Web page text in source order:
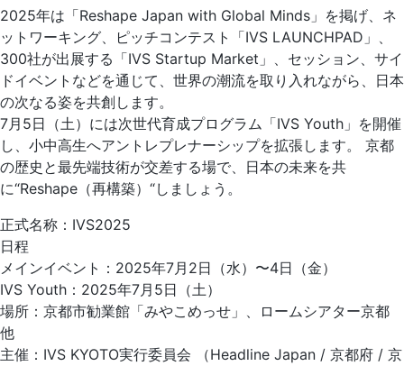
2025年は「Reshape Japan with Global Minds」を掲げ、ネ
ットワーキング、ピッチコンテスト「IVS LAUNCHPAD」、
300社が出展する「IVS Startup Market」、セッション、サイ
ドイベントなどを通じて、世界の潮流を取り入れながら、日本
の次なる姿を共創します。
7月5日（土）には次世代育成プログラム「IVS Youth」を開催
し、小中高生へアントレプレナーシップを拡張します。 京都
の歴史と最先端技術が交差する場で、日本の未来を共
に“Reshape（再構築）“しましょう。
正式名称：IVS2025
日程
メインイベント：2025年7月2日（水）〜4日（金）
IVS Youth：2025年7月5日（土）
場所：京都市勧業館「みやこめっせ」、ロームシアター京都
他
主催：IVS KYOTO実行委員会 （Headline Japan / 京都府 / 京